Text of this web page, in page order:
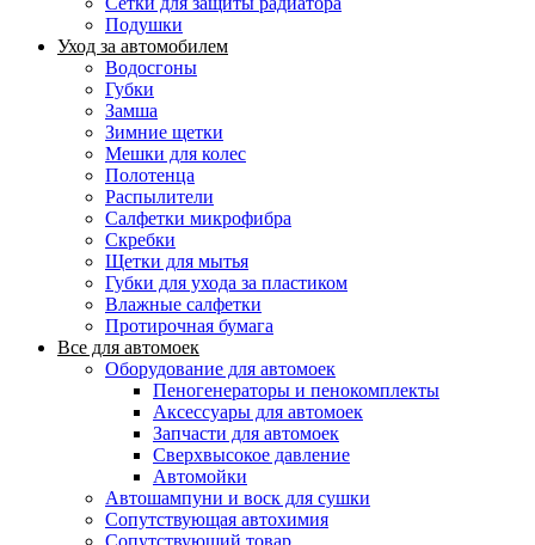
Подушки
Уход за автомобилем
Водосгоны
Губки
Замша
Зимние щетки
Мешки для колес
Полотенца
Распылители
Салфетки микрофибра
Скребки
Щетки для мытья
Губки для ухода за пластиком
Влажные салфетки
Протирочная бумага
Все для автомоек
Оборудование для автомоек
Пеногенераторы и пенокомплекты
Аксессуары для автомоек
Запчасти для автомоек
Сверхвысокое давление
Автомойки
Автошампуни и воск для сушки
Сопутствующая автохимия
Сопутствующий товар